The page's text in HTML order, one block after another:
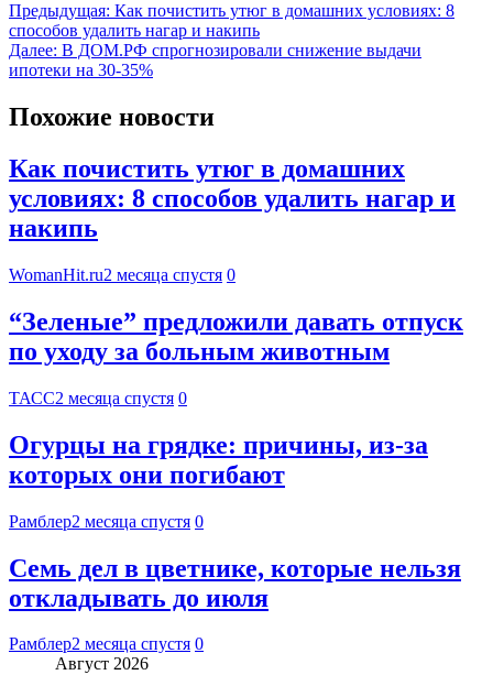
Предыдущая: Как почистить утюг в домашних условиях: 8
способов удалить нагар и накипь
Далее: В ДОМ.РФ спрогнозировали снижение выдачи
ипотеки на 30-35%
Похожие новости
Как почистить утюг в домашних
условиях: 8 способов удалить нагар и
накипь
WomanHit.ru2 месяца спустя 0
“Зеленые” предложили давать отпуск
по уходу за больным животным
ТАСС2 месяца спустя 0
Огурцы на грядке: причины, из-за
которых они погибают
Рамблер2 месяца спустя 0
Семь дел в цветнике, которые нельзя
откладывать до июля
Рамблер2 месяца спустя 0
Август 2026